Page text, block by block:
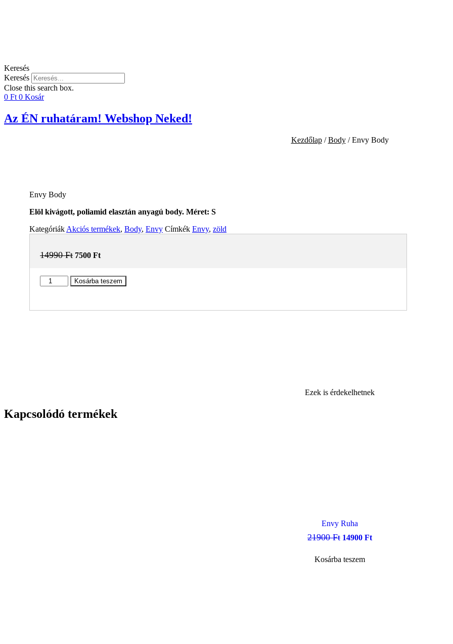
Keresés
Keresés
Close this search box.
0 Ft 0 Kosár
Az ÉN ruhatáram! Webshop Neked!
Kezdőlap/Body/ Envy Body
Envy Body
Elöl kivágott, poliamid elasztán anyagú body. Méret: S
Kategóriák Akciós termékek, Body, Envy Címkék Envy, zöld
14990Ft Original
14990 Ft.
7500 FtCurrent
7500 Ft.
Envy
Body
Kosárba teszem
Ezek is érdekelhetnek
Kapcsolódó termékek
Envy Ruha
21900Ft Original
21900 Ft.
14900 FtCurrent
Kosárba teszem